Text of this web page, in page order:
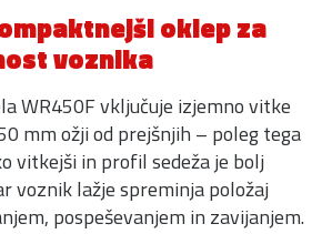
oklep za
voznika
WR450F vključuje izjemno vitke
mm ožji od prejšnjih – poleg tega
vitkejši in profil sedeža je bolj
voznik lažje spreminja položaj
pospeševanjem in zavijanjem.